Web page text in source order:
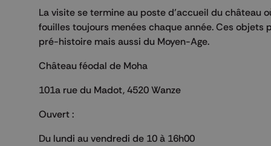
La visite se termine au poste d’accueil du château
fouilles toujours menées chaque année. Ces objets
pré-histoire mais aussi du Moyen-Age.
Château féodal de Moha
101a rue du Madot, 4520 Wanze
Ouvert :
Du lundi au vendredi de 10 à 16h00